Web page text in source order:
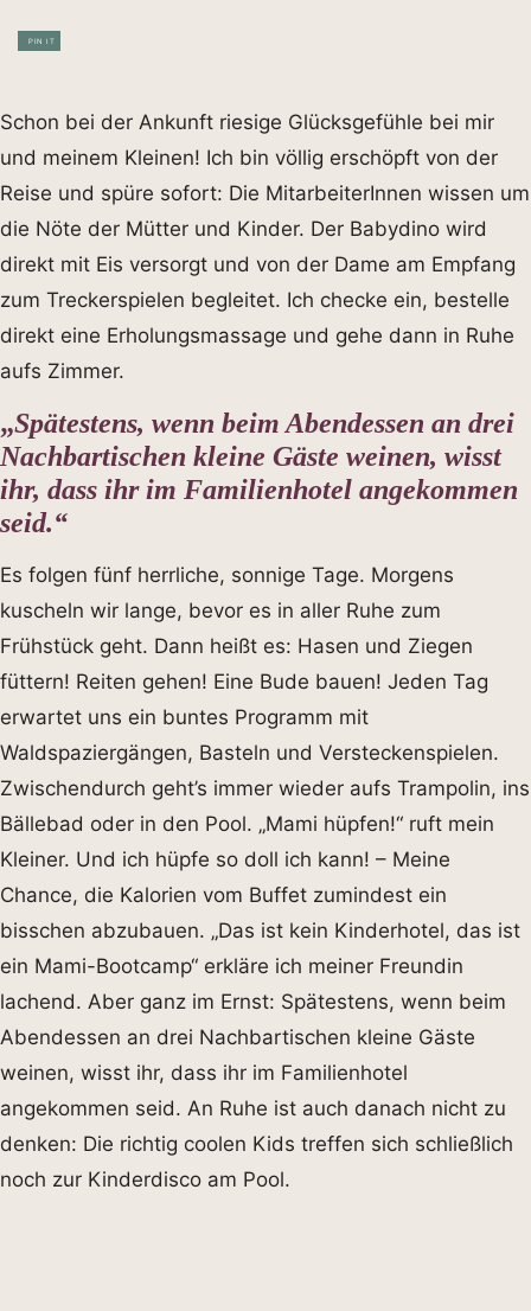
PIN IT
Schon bei der Ankunft riesige Glücksgefühle bei mir
und meinem Kleinen! Ich bin völlig erschöpft von der
Reise und spüre sofort: Die MitarbeiterInnen wissen um
die Nöte der Mütter und Kinder. Der Babydino wird
direkt mit Eis versorgt und von der Dame am Empfang
zum Treckerspielen begleitet. Ich checke ein, bestelle
direkt eine Erholungsmassage und gehe dann in Ruhe
aufs Zimmer.
„Spätestens, wenn beim Abendessen an drei
Nachbartischen kleine Gäste weinen, wisst
ihr, dass ihr im Familienhotel angekommen
seid.“
Es folgen fünf herrliche, sonnige Tage. Morgens
kuscheln wir lange, bevor es in aller Ruhe zum
Frühstück geht. Dann heißt es: Hasen und Ziegen
füttern! Reiten gehen! Eine Bude bauen! Jeden Tag
erwartet uns ein buntes Programm mit
Waldspaziergängen, Basteln und Versteckenspielen.
Zwischendurch geht’s immer wieder aufs Trampolin, ins
Bällebad oder in den Pool. „Mami hüpfen!“ ruft mein
Kleiner. Und ich hüpfe so doll ich kann! – Meine
Chance, die Kalorien vom Buffet zumindest ein
bisschen abzubauen. „Das ist kein Kinderhotel, das ist
ein Mami-Bootcamp“ erkläre ich meiner Freundin
lachend. Aber ganz im Ernst: Spätestens, wenn beim
Abendessen an drei Nachbartischen kleine Gäste
weinen, wisst ihr, dass ihr im Familienhotel
angekommen seid. An Ruhe ist auch danach nicht zu
denken: Die richtig coolen Kids treffen sich schließlich
noch zur Kinderdisco am Pool.